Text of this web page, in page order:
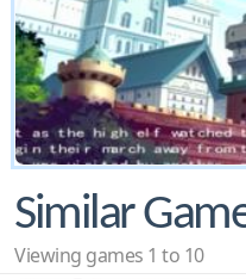
Similar
Viewing games 1 to 10